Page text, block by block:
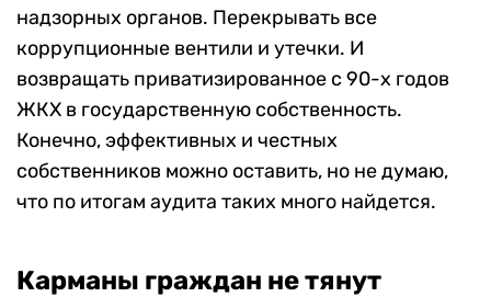
надзорных органов. Перекрывать все
коррупционные вентили и утечки. И
возвращать приватизированное с 90-х годов
ЖКХ в государственную собственность.
Конечно, эффективных и честных
собственников можно оставить, но не думаю,
что по итогам аудита таких много найдется.
Карманы граждан не тянут